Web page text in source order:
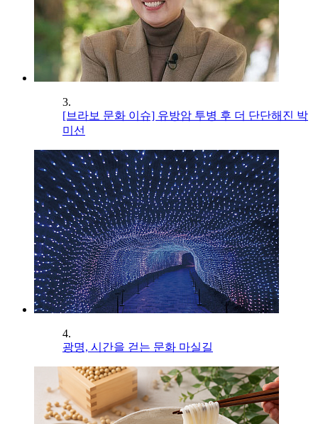
3.
[브라보 문화 이슈] 유방암 투병 후 더 단단해진 박
미선
4.
광명, 시간을 걷는 문화 마실길